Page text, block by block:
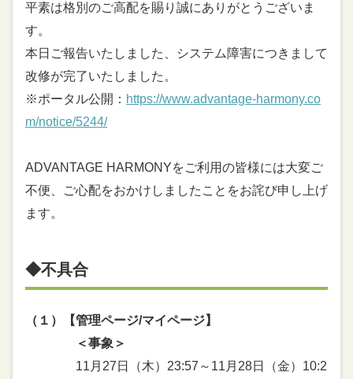
平素は格別のご高配を賜り誠にありがとうございま
す。
本日ご報告いたしました、システム障害につきまして
改修が完了いたしました。
※ポータル公開： https://www.advantage-harmony.co
m/notice/5244/
ADVANTAGE HARMONYをご利用の皆様には大変ご
不便、ご心配をおかけしましたことをお詫び申し上げ
ます。
◆不具合
（１）【管理ページ/マイページ】
＜事象＞
11月27日（木）23:57～11月28日（金）10:2